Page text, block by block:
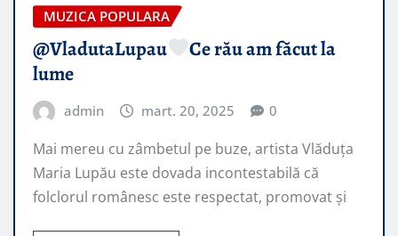
MUZICA POPULARA
@VladutaLupau
Ce rău am făcut la
lume
admin mart. 20, 2025 0
Mai mereu cu zâmbetul pe buze, artista Vlăduța
Maria Lupău este dovada incontestabilă că
folclorul românesc este respectat, promovat şi